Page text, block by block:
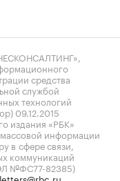
средства
службой
технологий
09.12.2015
издания «РБК»
массовой информации
в сфере связи,
коммуникаций
№ФС77-82385)
letters@rbc.ru